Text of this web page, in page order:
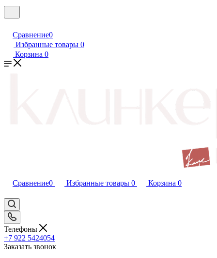
Сравнение0
Избранные товары 0
Корзина 0
Сравнение0 Избранные товары 0 Корзина 0
Телефоны
+7 922 5424054
Заказать звонок